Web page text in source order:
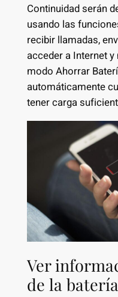
Continuidad serán
usando las
recibir llamadas,
acceder a Internet
modo Ahorrar
automáticamente
tener carga
Ver
de la batería